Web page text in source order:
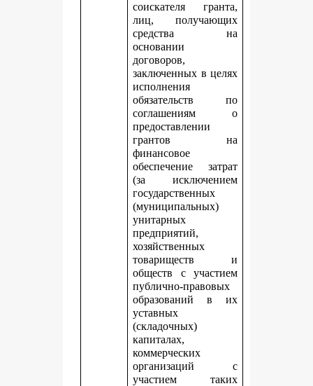
соискателя гранта,
лиц, получающих
средства на
основании
договоров,
заключенных в целях
исполнения
обязательств по
соглашениям о
предоставлении
грантов на
финансовое
обеспечение затрат
(за исключением
государственных
(муниципальных)
унитарных
предприятий,
хозяйственных
товариществ и
обществ с участием
публично-правовых
образований в их
уставных
(складочных)
капиталах,
коммерческих
организаций с
участием таких